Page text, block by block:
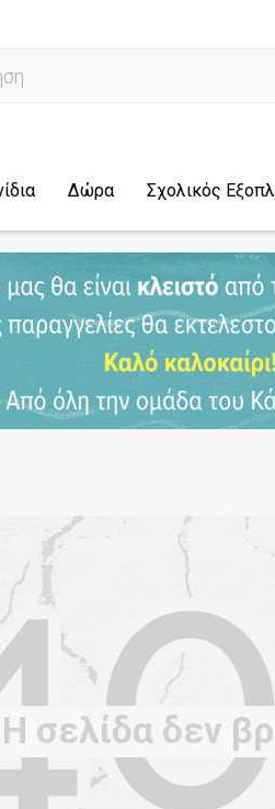
Δώρα Σχολικός
Η σελίδα δεν